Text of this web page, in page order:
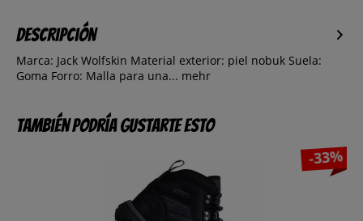
Descripción
Marca: Jack Wolfskin Material exterior: piel nobuk Suela:
Goma Forro: Malla para una... mehr
También podría gustarte esto
-33%